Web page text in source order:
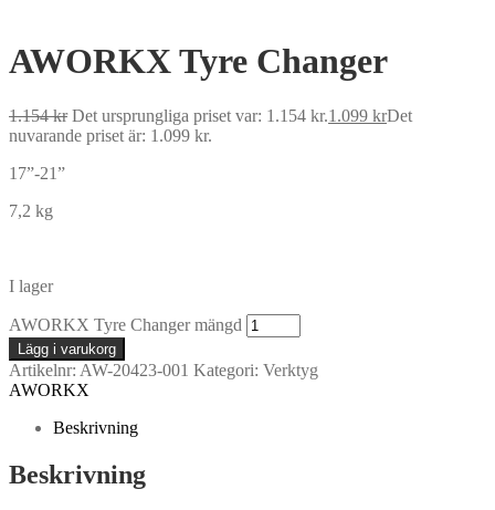
AWORKX Tyre Changer
1.154kr Det ursprungliga priset var: 1.154 kr.1.099 krDet
nuvarande priset är: 1.099 kr.
17”-21”
7,2 kg
I lager
AWORKX Tyre Changer mängd
Lägg i varukorg
Artikelnr: AW-20423-001 Kategori: Verktyg
AWORKX
Beskrivning
Beskrivning